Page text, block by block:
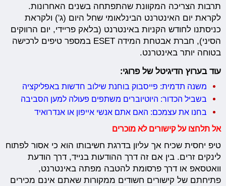
תרבות הצריכה המקוונת שהתפתחה בשנים האחרונות.
לקראת יום האינטרנט הבינלאומי שחל היום (ג') ולקראת
כניסתנו לחודש הקניות באינטרנט (בלאק פריידי, יום הרווקים
הסיני), חברת אבטחת המידה ESET במספר טיפים לרכישה
בטוחה יותר באינטרנט.
עוד בערוץ הדיגיטל של פרוגי:
משנה תדמית: פייסבוק בוחנת שילוב חדשות באפליקציה
בשביל הכדור: היוטיוברים משתפים פעולה למען הסביבה
בחנו את עצמכם: האם אתם אנשי אייפון או אנדרואיד
אל תלחצו על קישורים לא מוכרים
טיפ יחסית שכיח אך עליון בדרגת חשיבותו הוא כי אסור לפתוח
לינקים זרים. בין אם זה דרך ההודעות בנייד, דרך הודעת
וואטסאפ או דרך פרסומת להטבה מפתה באינטרנט,
פתיחתם של קישורים חשודים ממקורות שאתם אינם מכירים